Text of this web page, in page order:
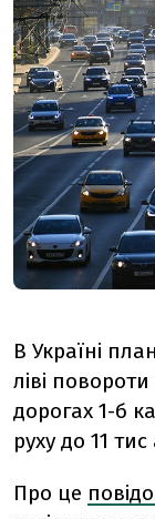
В Україні
ліві
дорогах 1-б
руху до 11
Про це